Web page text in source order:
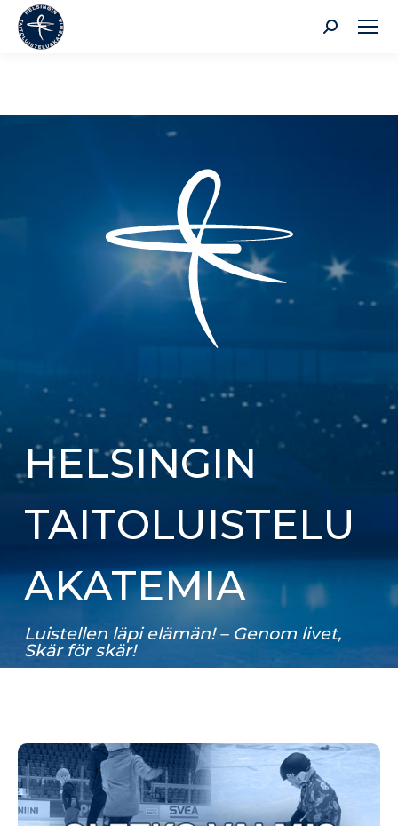
Search:
HELSINGIN
TAITOLUISTELU
AKATEMIA
Luistellen läpi elämän! – Genom livet,
Skär för skär!